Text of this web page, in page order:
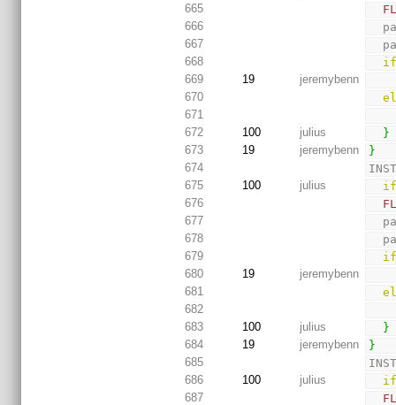
665
666
667
668
669
19
jeremybenn
670
671
672
100 julius
}
673
19 jeremybenn
}
674
675
100 julius
676
677
678
679
680
19
jeremybenn
681
682
683
100 julius
}
684
19 jeremybenn
}
685
686
100 julius
687